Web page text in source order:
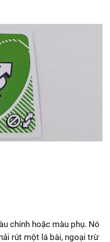
chính hoặc màu phụ. Nó
rút một lá bài, ngoại trừ